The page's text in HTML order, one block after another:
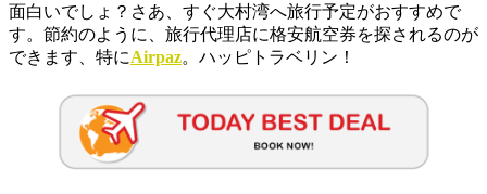
面白いでしょ？さあ、すぐ大村湾へ旅行予定がおすすめで
す。節約のように、旅行代理店に格安航空券を探されるのが
できます、特にAirpaz。ハッピトラベリン！